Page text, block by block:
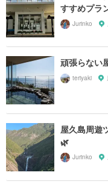
すすめプラ
Jurinko
頑張らない
teriyaki
屋久島周遊
🌿
Jurinko